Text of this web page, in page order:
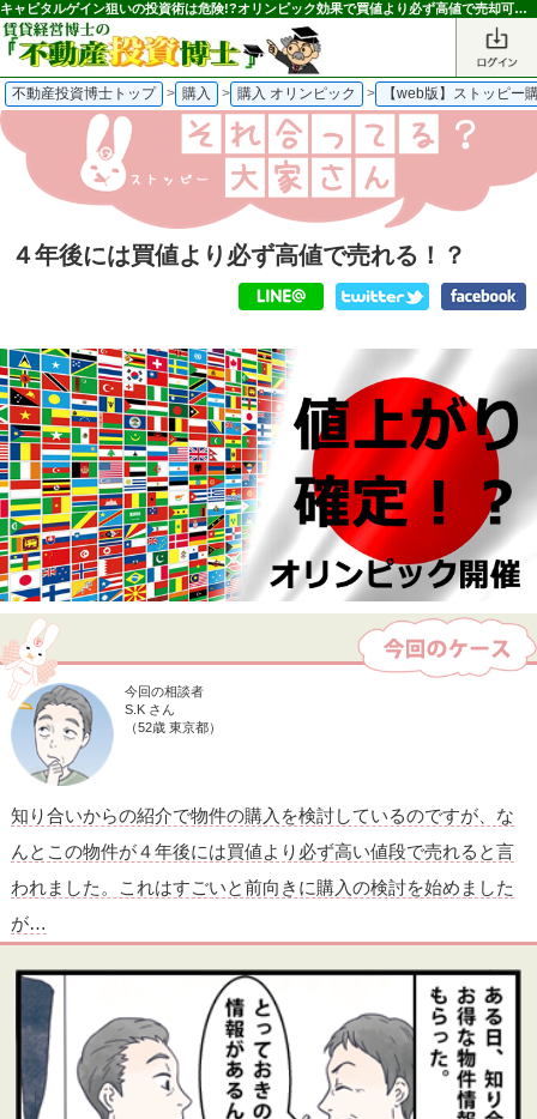
キャピタルゲイン狙いの投資術は危険!?オリンピック効果で買値より必ず高値で売却可能なのか？＜それ合ってる？大家さん＞｜不動産投資博士
不動産投資博士トップ > 購入 > 購入 オリンピック > 【web版】ストッピー
４年後には買値より必ず高値で売れる！？
今回の相談者
S.K さん
（52歳 東京都）
知り合いからの紹介で物件の購入を検討しているのですが、な
んとこの物件が４年後には買値より必ず高い値段で売れると言
われました。これはすごいと前向きに購入の検討を始めました
が…